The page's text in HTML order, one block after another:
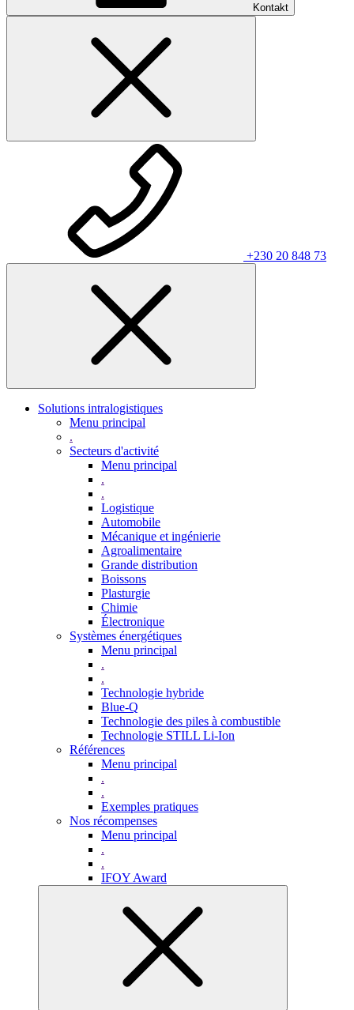
Kontakt
+230 20 848 73
Solutions intralogistiques
Menu principal
.
Secteurs d'activité
Menu principal
.
.
Logistique
Automobile
Mécanique et ingénierie
Agroalimentaire
Grande distribution
Boissons
Plasturgie
Chimie
Électronique
Systèmes énergétiques
Menu principal
.
.
Technologie hybride
Blue-Q
Technologie des piles à combustible
Technologie STILL Li-Ion
Références
Menu principal
.
.
Exemples pratiques
Nos récompenses
Menu principal
.
.
IFOY Award